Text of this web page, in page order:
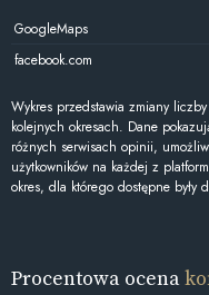
GoogleMaps
facebook.com
Wykres przedstawia zmiany
kolejnych okresach. Dane
różnych serwisach opinii,
użytkowników na każdej z
okres, dla którego dostępne były
Procentowa ocena